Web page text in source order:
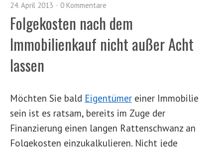
24. April 2013 0 Kommentare
Folgekosten nach dem
Immobilienkauf nicht außer Acht
lassen
Möchten Sie bald Eigentümer einer Immobilie
sein ist es ratsam, bereits im Zuge der
Finanzierung einen langen Rattenschwanz an
Folgekosten einzukalkulieren. Nicht jede